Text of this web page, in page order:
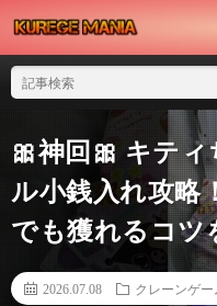
🎀神回🎀 キテ
ル小銭入れ攻略
でも獲れるコツ
2026.07.08 クレーンゲ